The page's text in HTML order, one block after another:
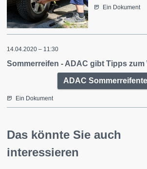
Ein Dokument
14.04.2020 – 11:30
Sommerreifen - ADAC gibt Tipps zum
ADAC
Ein Dokument
Das könnte Sie auch
interessieren